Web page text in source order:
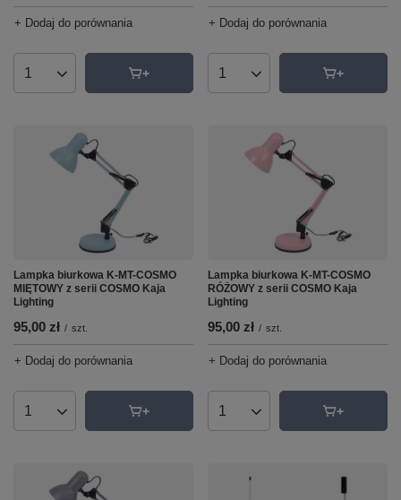
+ Dodaj do porównania
Ilość produktów
+ Dodaj do porównania
Ilość produktów
Lampka biurkowa K-MT-COSMO
MIĘTOWY z serii COSMO Kaja
Lighting
95,00 zł / szt.
+ Dodaj do porównania
Ilość produktów
Lampka biurkowa K-MT-COSMO
RÓŻOWY z serii COSMO Kaja
Lighting
95,00 zł / szt.
+ Dodaj do porównania
Ilość produktów